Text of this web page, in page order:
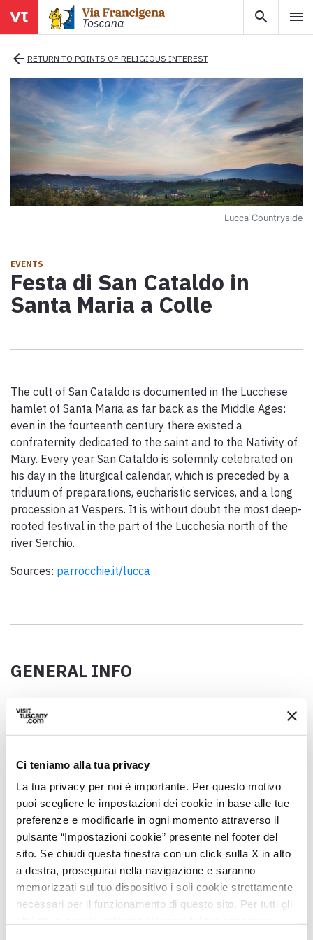
Ci teniamo alla tua privacy
La tua privacy per noi è importante. Per questo motivo
puoi scegliere le impostazioni dei cookie in base alle tue
preferenze e modificarle in ogni momento attraverso il
pulsante “Impostazioni cookie” presente nel footer del
sito. Se chiudi questa finestra con un click sulla X in alto
a destra, proseguirai nella navigazione e saranno
memorizzati sul tuo dispositivo i soli cookie strettamente
necessari per il funzionamento di questo sito. Per tutti gli
search menu
Areas
Legs
E-book
Download the e-book Ritratti Sottrati by Enrico Caracciolo and
ENGLISH keyboard_arrow_up
menu close
arrow_back RETURN TO POINTS OF RELIGIOUS INTEREST
Lucca Countryside
EVENTS
Festa di San Cataldo in
Santa Maria a Colle
The cult of San Cataldo is documented in the Lucchese
hamlet of Santa Maria as far back as the Middle Ages:
even in the fourteenth century there existed a
confraternity dedicated to the saint and to the Nativity of
Mary. Every year San Cataldo is solemnly celebrated on
his day in the liturgical calendar, which is preceded by a
triduum of preparations, eucharistic services, and a long
procession at Vespers. It is without doubt the most deep-
rooted festival in the part of the Lucchesia north of the
river Serchio.
Sources: parrocchie.it/lucca
GENERAL INFO
10 May
Via Della Chiesa, 55100 Lucca LU, Italia
Municipality
Lucca (LU)
GPS coordinates
43.849842,10.437074
Contact person
Mons. Pierluigi D’Antraccoli
Telephone